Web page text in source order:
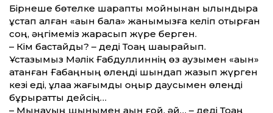
Бірнеше бөтелке шарапты мойнынан қылқындыра
ұстап алған «ақын бала» жанымызға келіп отырған
соң, әңгімеміз жарасып жүре берген.
– Кім бастайды? – деді Тоқаң шақырайып.
Ұстазымыз Мәлік Ғабдуллиннің өз аузымен «ақын»
атанған Ға­баңның өлеңді шындап жазып жүр­ген
кезі еді, құлаққа жағымды қоң­ыр даусымен өлеңді
бұрқыратты дейсің…
– Мынауың шынымен ақын ғой, әй… – деді Тоқаң